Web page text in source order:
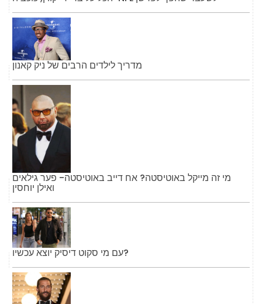
מדריך לילדים הרבים של ניק קאנון
מי זה מייקל באוטיסטה? אח דייב באוטיסטה- פער גילאים
ואילן יוחסין
עם מי סקוט דיסיק יוצא עכשיו?